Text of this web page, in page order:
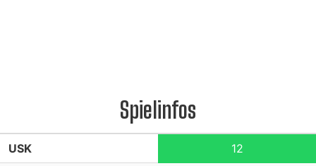
Spielinfos
USK 12